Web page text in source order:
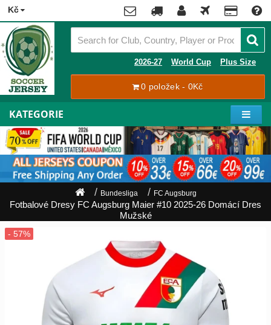
Kč
Contact
Tracking
Můj
účet
Zaregistrovat
se
Přihlásit
Nákupní
2026-27 World Cup Plus Size
0 položek - 0Kč
x
KATEGORIE
Premier
League
La
Liga
Bundesliga
Serie
A
Ligue
1
Hráči
Mistrovství
Světa
CONMEBOL
Bundesliga FC Augsburg
Fotbalové Dresy FC Augsburg Maier #10 2025-26 Domácí Dres
Mužské